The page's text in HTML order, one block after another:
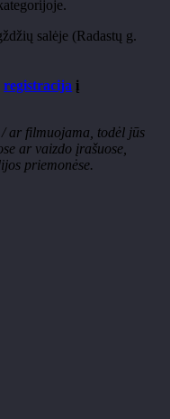
salėje (Radastų g.
registracija į
ar filmuojama, todėl jūs
ar vaizdo įrašuose,
priemonėse.